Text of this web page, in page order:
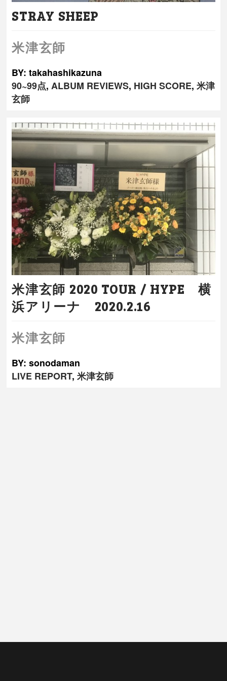
STRAY SHEEP
米津玄師
BY: takahashikazuna
90~99点,ALBUM REVIEWS, HIGH SCORE,米津
玄師
米津玄師 2020 TOUR / HYPE 横
浜アリーナ 2020.2.16
米津玄師
BY: sonodaman
LIVE REPORT,米津玄師